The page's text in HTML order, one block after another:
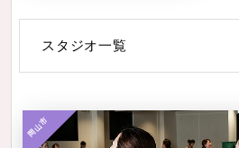
スタジオ一覧